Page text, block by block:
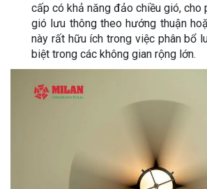
cấp có khả năng đảo chiều gió, cho
gió lưu thông theo hướng thuận
này rất hữu ích trong việc phân bổ
biệt trong các không gian rộng lớn.